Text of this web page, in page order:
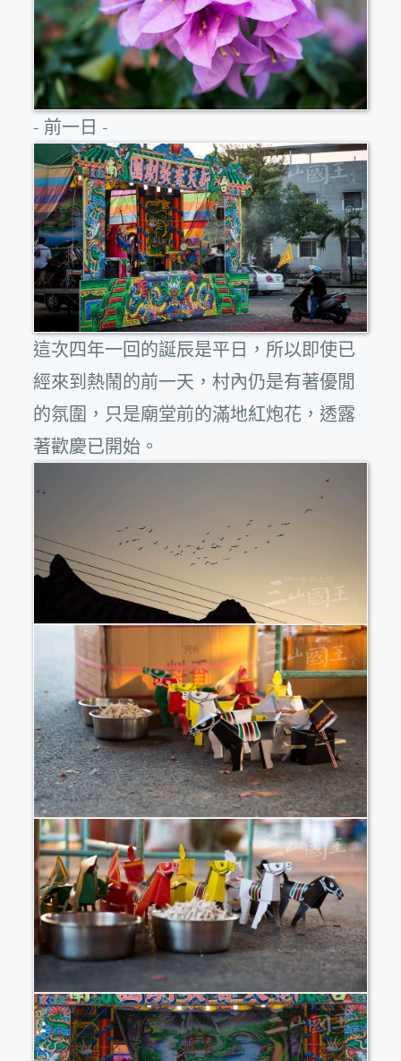
- 前一日 -
這次四年一回的誕辰是平日，所以即使已
經來到熱鬧的前一天，村內仍是有著優閒
的氛圍，只是廟堂前的滿地紅炮花，透露
著歡慶已開始。